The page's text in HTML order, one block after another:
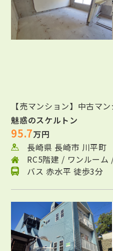
【売マンション】中古マ
魅惑のスケルトン
95.7万円
長崎県 長崎市 川平町
RC5階建 / ワンルー
バス 赤水平 徒歩3分